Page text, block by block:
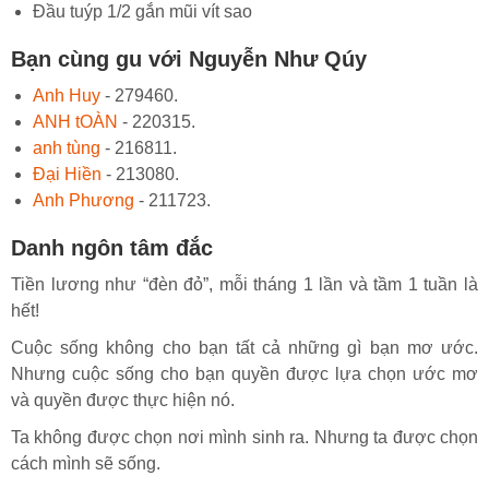
Đầu tuýp 1/2 gắn mũi vít sao
Bạn cùng gu với Nguyễn Như Qúy
Anh Huy - 279460.
ANH tOÀN - 220315.
anh tùng - 216811.
Đại Hiền - 213080.
Anh Phương - 211723.
Danh ngôn tâm đắc
Tiền lương như “đèn đỏ”, mỗi tháng 1 lần và tầm 1 tuần là
hết!
Cuộc sống không cho bạn tất cả những gì bạn mơ ước.
Nhưng cuộc sống cho bạn quyền được lựa chọn ước mơ
và quyền được thực hiện nó.
Ta không được chọn nơi mình sinh ra. Nhưng ta được chọn
cách mình sẽ sống.